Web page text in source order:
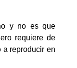
y no es que
requiere de
a reproducir en